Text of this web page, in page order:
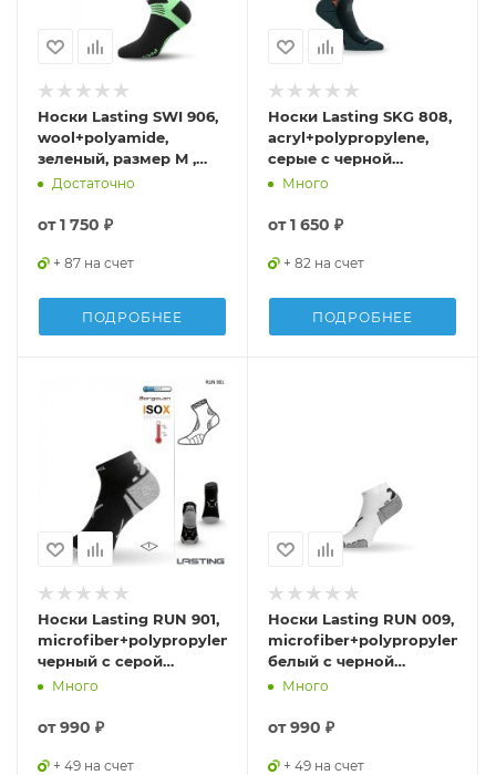
Носки Lasting SWI 906,
wool+polyamide,
зеленый, размер M ,
SWI906-M
Достаточно
от1 750 ₽
+ 87 на счет
ПОДРОБНЕЕ
Носки Lasting SKG 808,
acryl+polypropylene,
серые с черной
вставкой, размер S,
Много
от1 650 ₽
+ 82 на счет
ПОДРОБНЕЕ
Носки Lasting RUN 901,
microfiber+polypropylene,
черный с серой
полоской, размер S ,
Много
от990 ₽
+ 49 на счет
Носки Lasting RUN 009,
microfiber+polypropylene,
белый с черной
полоской, размер S,
Много
от990 ₽
+ 49 на счет